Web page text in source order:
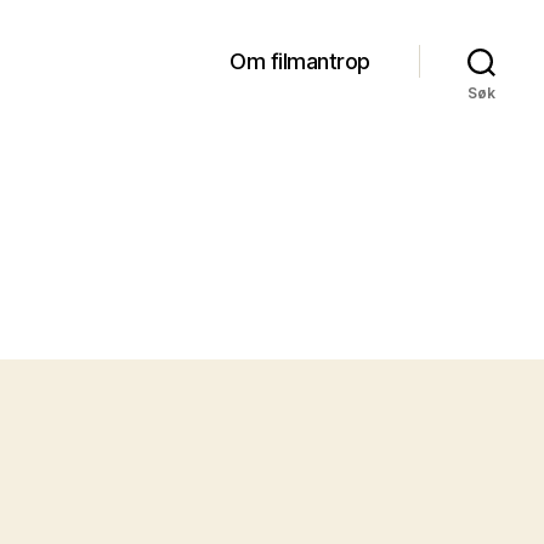
Om filmantrop
Søk